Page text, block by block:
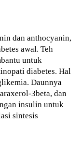
dan anthocyanin,
awal. Teh
untuk
diabetes. Hal
Daunnya
3beta, dan
insulin untuk
sintesis